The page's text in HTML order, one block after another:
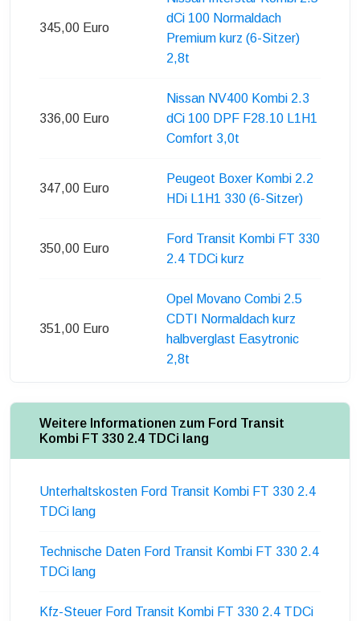
345,00 Euro
dCi 100 Normaldach
Premium kurz (6-Sitzer)
2,8t
336,00 Euro
Nissan NV400 Kombi 2.3
dCi 100 DPF F28.10 L1H1
Comfort 3,0t
347,00 Euro
Peugeot Boxer Kombi 2.2
HDi L1H1 330 (6-Sitzer)
350,00 Euro
Ford Transit Kombi FT 330
2.4 TDCi kurz
351,00 Euro
Opel Movano Combi 2.5
CDTI Normaldach kurz
halbverglast Easytronic
2,8t
Weitere Informationen zum Ford Transit
Kombi FT 330 2.4 TDCi lang
Unterhaltskosten Ford Transit Kombi FT 330 2.4
TDCi lang
Technische Daten Ford Transit Kombi FT 330 2.4
TDCi lang
Kfz-Steuer Ford Transit Kombi FT 330 2.4 TDCi